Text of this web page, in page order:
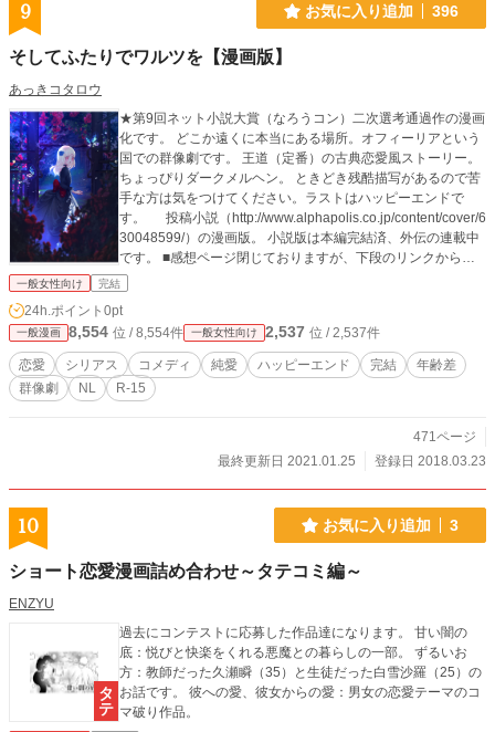
9 お気に入り追加 396
そしてふたりでワルツを【漫画版】
あっきコタロウ
★第9回ネット小説大賞（なろうコン）二次選考通過作の漫画
化です。 どこか遠くに本当にある場所。オフィーリアという
国での群像劇です。 王道（定番）の古典恋愛風ストーリー。
ちょっぴりダークメルヘン。 ときどき残酷描写があるので苦
手な方は気をつけてください。ラストはハッピーエンドで
す。 投稿小説（http://www.alphapolis.co.jp/content/cover/6
30048599/）の漫画版。 小説版は本編完結済、外伝の連載中
です。 ■感想ページ閉じておりますが、下段のリンクからコ
メントできます。 ※この作品は、他サイトにも投稿していま
一般女性向け 完結
24h.ポイント 0pt
一般漫画 8,554 位 / 8,554件 一般女性向け 2,537 位 / 2,537件
恋愛 シリアス コメディ 純愛 ハッピーエンド 完結
年齢差
群像劇
NL R-15
471ページ
最終更新日 2021.01.25
登録日 2018.03.23
10 お気に入り追加 3
ショート恋愛漫画詰め合わせ～タテコミ編～
ENZYU
過去にコンテストに応募した作品達になります。 甘い闇の
底：悦びと快楽をくれる悪魔との暮らしの一部。 ずるいお
方：教師だった久瀬瞬（35）と生徒だった白雪沙羅（25）の
お話です。 彼への愛、彼女からの愛：男女の恋愛テーマのコ
マ破り作品。